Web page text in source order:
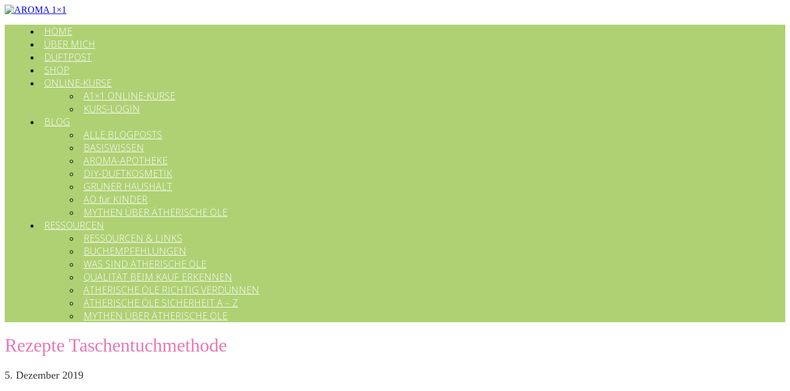
HOME
ÜBER MICH
DUFTPOST
SHOP
ONLINE-KURSE
A1×1 ONLINE-KURSE
KURS-LOGIN
BLOG
ALLE BLOGPOSTS
BASISWISSEN
AROMA-APOTHEKE
DIY-DUFTKOSMETIK
GRÜNER HAUSHALT
ÄÖ für KINDER
MYTHEN ÜBER ÄTHERISCHE ÖLE
RESSOURCEN
RESSOURCEN & LINKS
BUCHEMPFEHLUNGEN
WAS SIND ÄTHERISCHE ÖLE
QUALITÄT BEIM KAUF ERKENNEN
ÄTHERISCHE ÖLE RICHTIG VERDÜNNEN
ÄTHERISCHE ÖLE SICHERHEIT A – Z
MYTHEN ÜBER ÄTHERISCHE ÖLE
Rezepte Taschentuchmethode
5. Dezember 2019